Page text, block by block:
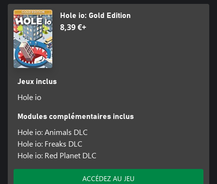
Hole io: Gold Edition
8,39 €+
Jeux inclus
Hole io
Modules complémentaires inclus
Hole io: Animals DLC
Hole io: Freaks DLC
Hole io: Red Planet DLC
ACCÉDEZ AU JEU